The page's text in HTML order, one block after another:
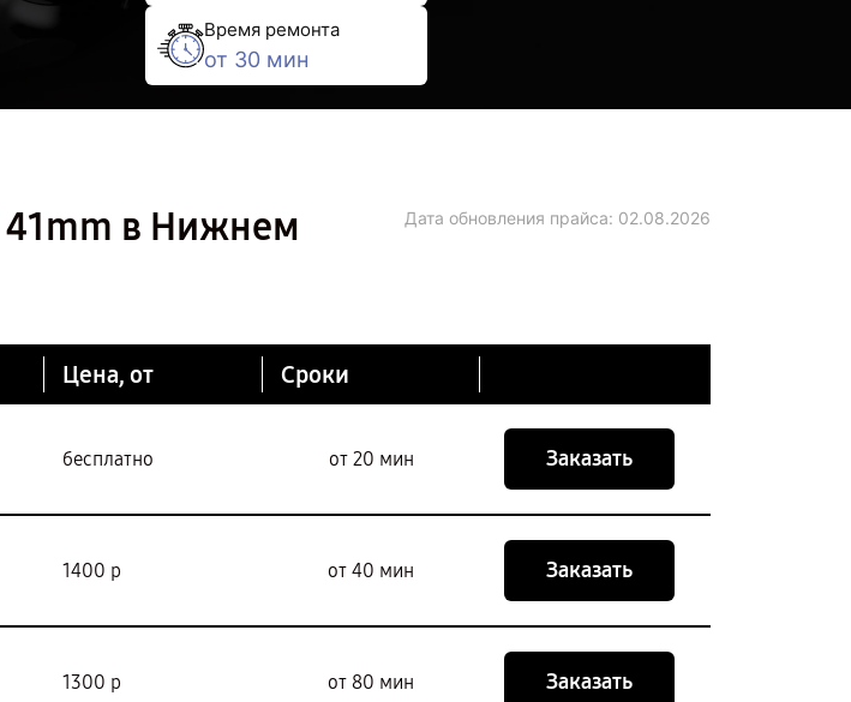
Время ремонта
от 30 мин
41mm в Нижнем
Дата обновления прайса: 02.08.2026
Цена, от Сроки
бесплатно от 20 мин Заказать
1400 р от 40 мин Заказать
1300 р от 80 мин Заказать